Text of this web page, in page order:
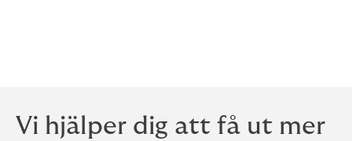
Vi hjälper dig att få ut mer